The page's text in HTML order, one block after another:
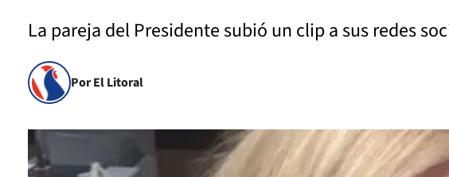
La pareja del Presidente subió un clip a sus redes
Por El Litoral